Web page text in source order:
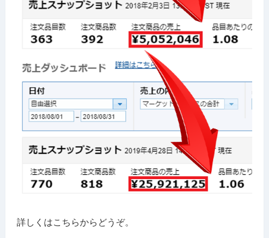
詳しくはこちらからどうぞ。